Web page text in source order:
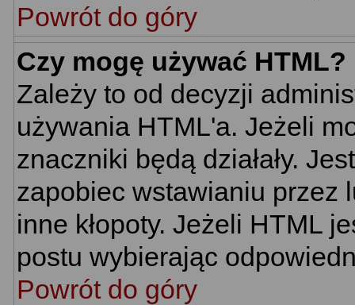
Powrót do góry
Czy mogę używać HTML?
Zależy to od decyzji
używania HTML'a. Jeżeli
znaczniki będą działały.
zapobiec wstawianiu przez
inne kłopoty. Jeżeli HTML
postu wybierając
Powrót do góry